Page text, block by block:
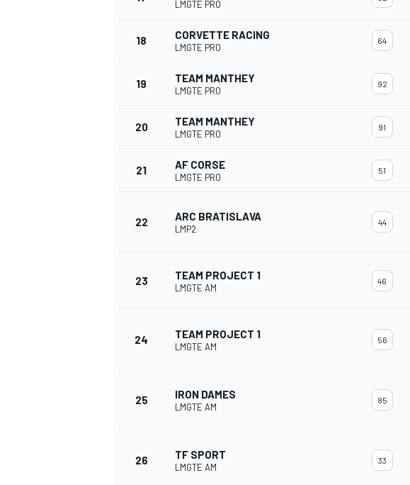
LMGTE PRO
18 CORVETTE RACING
LMGTE PRO
64
19 TEAM MANTHEY
LMGTE PRO
92
20 TEAM MANTHEY
LMGTE PRO
91
21 AF CORSE
LMGTE PRO
51
22 ARC BRATISLAVA
LMP2
44
23 TEAM PROJECT 1
LMGTE AM
46
24 TEAM PROJECT 1
LMGTE AM
56
25 IRON DAMES
LMGTE AM
85
26 TF SPORT
LMGTE AM
33